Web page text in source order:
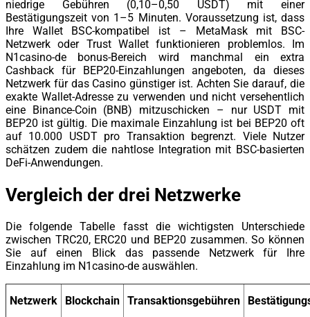
niedrige Gebühren (0,10–0,50 USDT) mit einer
Bestätigungszeit von 1–5 Minuten. Voraussetzung ist, dass
Ihre Wallet BSC-kompatibel ist – MetaMask mit BSC-
Netzwerk oder Trust Wallet funktionieren problemlos. Im
N1casino-de bonus-Bereich wird manchmal ein extra
Cashback für BEP20-Einzahlungen angeboten, da dieses
Netzwerk für das Casino günstiger ist. Achten Sie darauf, die
exakte Wallet-Adresse zu verwenden und nicht versehentlich
eine Binance-Coin (BNB) mitzuschicken – nur USDT mit
BEP20 ist gültig. Die maximale Einzahlung ist bei BEP20 oft
auf 10.000 USDT pro Transaktion begrenzt. Viele Nutzer
schätzen zudem die nahtlose Integration mit BSC-basierten
DeFi-Anwendungen.
Vergleich der drei Netzwerke
Die folgende Tabelle fasst die wichtigsten Unterschiede
zwischen TRC20, ERC20 und BEP20 zusammen. So können
Sie auf einen Blick das passende Netzwerk für Ihre
Einzahlung im N1casino-de auswählen.
Netzwerk Blockchain Transaktionsgebühren